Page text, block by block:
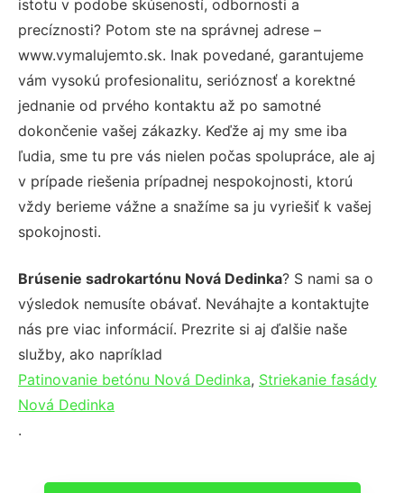
istotu v podobe skúseností, odbornosti a
precíznosti? Potom ste na správnej adrese –
www.vymalujemto.sk. Inak povedané, garantujeme
vám vysokú profesionalitu, serióznosť a korektné
jednanie od prvého kontaktu až po samotné
dokončenie vašej zákazky. Keďže aj my sme iba
ľudia, sme tu pre vás nielen počas spolupráce, ale aj
v prípade riešenia prípadnej nespokojnosti, ktorú
vždy berieme vážne a snažíme sa ju vyriešiť k vašej
spokojnosti.
Brúsenie sadrokartónu Nová Dedinka? S nami sa o
výsledok nemusíte obávať. Neváhajte a kontaktujte
nás pre viac informácií. Prezrite si aj ďalšie naše
služby, ako napríklad
Patinovanie betónu Nová Dedinka, Striekanie fasády
Nová Dedinka
.